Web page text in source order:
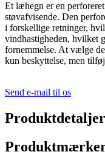
Et læhegn er en
støvafvisende. Den
i forskellige retninger,
vindhastigheden, hvilket
fornemmelse. At vælge
kun beskyttelse, men
Send e-mail til os
Produktdetaljer